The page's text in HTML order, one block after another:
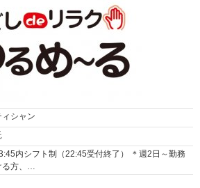
ィシャン
シフト制（22:45受付終了） ＊週2日～勤務
る方、…